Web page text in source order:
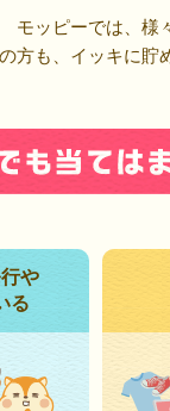
モッピーでは、様
方も、イッキに貯
や
る